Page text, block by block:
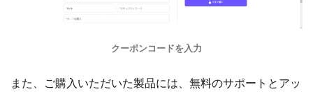
クーポンコードを入力
また、ご購入いただいた製品には、無料のサポートとアッ